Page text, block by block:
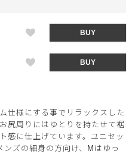
BUY
BUY
仕様にする事でリラックスした
尻周りにはゆとりを持たせて裾
感に仕上げています。ユニセッ
ズの細身の方向け、Mはゆっ